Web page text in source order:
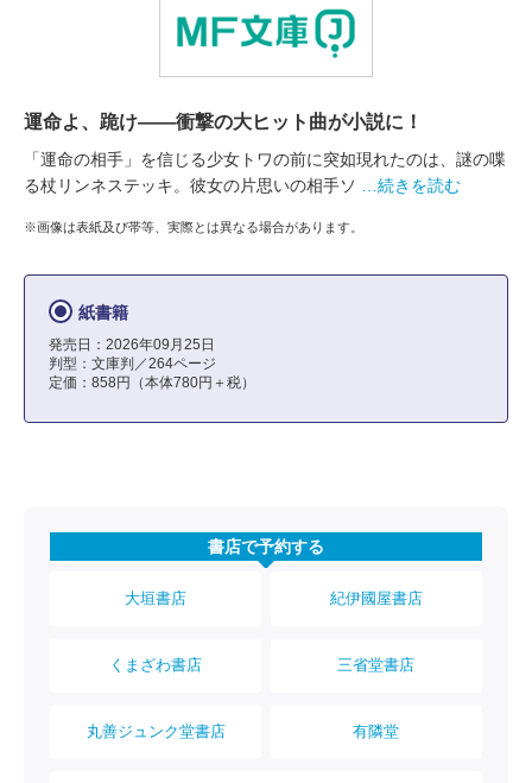
運命よ、跪け――衝撃の大ヒット曲が小説に！
「運命の相手」を信じる少女トワの前に突如現れたのは、謎の喋
る杖リンネステッキ。彼女の片思いの相手ソ
…続きを読む
※画像は表紙及び帯等、実際とは異なる場合があります。
紙書籍
発売日：2026年09月25日
判型：文庫判／264ページ
定価：858円（本体780円＋税）
書店で予約する
大垣書店 紀伊國屋書店
くまざわ書店 三省堂書店
丸善ジュンク堂書店 有隣堂